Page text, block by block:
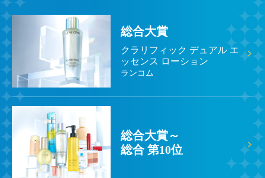
総合大賞
クラリフィック デュアル エ
ッセンス ローション
ランコム
総合大賞～
総合 第10位